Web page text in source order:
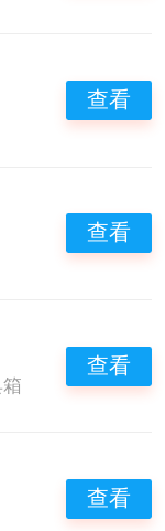
的视频下载工具
查看
必备
查看
查看
软件 |解压zip文
查看